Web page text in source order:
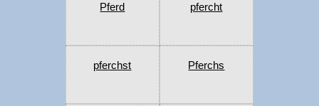
Pferd pfercht
pferchst Pferchs